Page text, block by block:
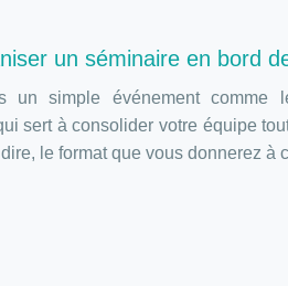
un séminaire en bord
un simple événement comme
sert à consolider votre équipe
le format que vous donnerez à